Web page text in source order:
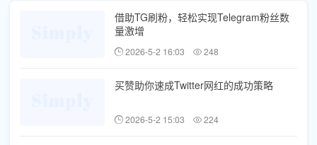
借助TG刷粉，轻松实现Telegram粉丝数
量激增
2026-5-2 16:03 248
买赞助你速成Twitter网红的成功策略
2026-5-2 15:03 224